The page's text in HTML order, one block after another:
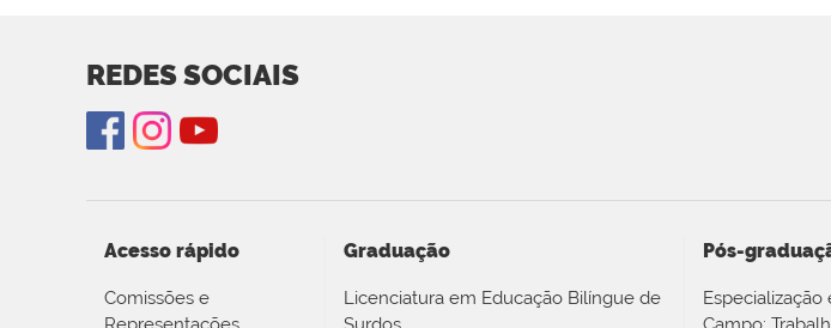
REDES SOCIAIS
Acesso rápido
Comissões e
Graduação
Licenciatura em Educação Bilíngue de
Pós-